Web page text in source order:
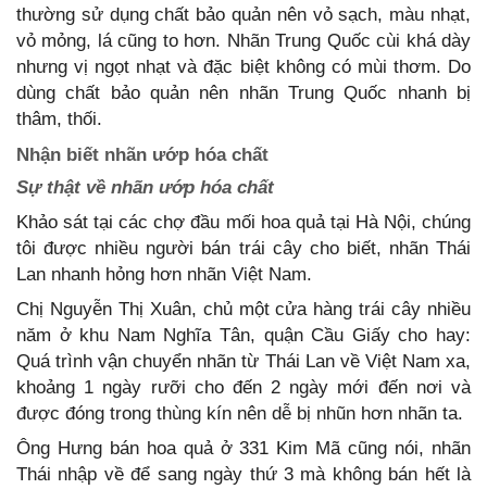
thường sử dụng chất bảo quản nên vỏ sạch, màu nhạt,
vỏ mỏng, lá cũng to hơn. Nhãn Trung Quốc cùi khá dày
nhưng vị ngọt nhạt và đặc biệt không có mùi thơm. Do
dùng chất bảo quản nên nhãn Trung Quốc nhanh bị
thâm, thối.
Nhận biết nhãn ướp hóa chất
Sự thật về nhãn ướp hóa chất
Khảo sát tại các chợ đầu mối hoa quả tại Hà Nội, chúng
tôi được nhiều người bán trái cây cho biết, nhãn Thái
Lan nhanh hỏng hơn nhãn Việt Nam.
Chị Nguyễn Thị Xuân, chủ một cửa hàng trái cây nhiều
năm ở khu Nam Nghĩa Tân, quận Cầu Giấy cho hay:
Quá trình vận chuyển nhãn từ Thái Lan về Việt Nam xa,
khoảng 1 ngày rưỡi cho đến 2 ngày mới đến nơi và
được đóng trong thùng kín nên dễ bị nhũn hơn nhãn ta.
Ông Hưng bán hoa quả ở 331 Kim Mã cũng nói, nhãn
Thái nhập về để sang ngày thứ 3 mà không bán hết là